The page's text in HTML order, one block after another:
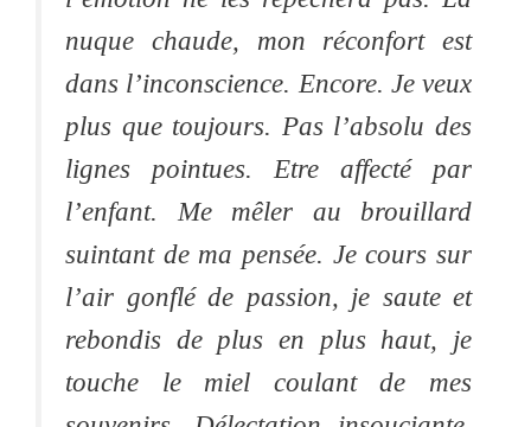
nuque chaude, mon réconfort est
dans l’inconscience. Encore. Je veux
plus que toujours. Pas l’absolu des
lignes pointues. Etre affecté par
l’enfant. Me mêler au brouillard
suintant de ma pensée. Je cours sur
l’air gonflé de passion, je saute et
rebondis de plus en plus haut, je
touche le miel coulant de mes